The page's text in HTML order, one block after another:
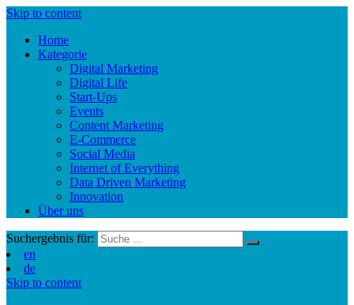
Skip to content
Home
Kategorie
Digital Marketing
Digital Life
Start-Ups
Events
Content Marketing
E-Commerce
Social Media
Internet of Everything
Data Driven Marketing
Innovation
Über uns
Suchergebnis für:
en
de
Skip to content